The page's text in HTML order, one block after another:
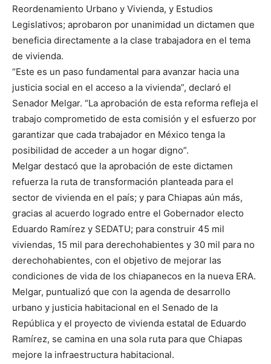
Reordenamiento Urbano y Vivienda, y Estudios
Legislativos; aprobaron por unanimidad un dictamen que
beneficia directamente a la clase trabajadora en el tema
de vivienda.
“Este es un paso fundamental para avanzar hacia una
justicia social en el acceso a la vivienda”, declaró el
Senador Melgar. “La aprobación de esta reforma refleja el
trabajo comprometido de esta comisión y el esfuerzo por
garantizar que cada trabajador en México tenga la
posibilidad de acceder a un hogar digno”.
Melgar destacó que la aprobación de este dictamen
refuerza la ruta de transformación planteada para el
sector de vivienda en el país; y para Chiapas aún más,
gracias al acuerdo logrado entre el Gobernador electo
Eduardo Ramírez y SEDATU; para construir 45 mil
viviendas, 15 mil para derechohabientes y 30 mil para no
derechohabientes, con el objetivo de mejorar las
condiciones de vida de los chiapanecos en la nueva ERA.
Melgar, puntualizó que con la agenda de desarrollo
urbano y justicia habitacional en el Senado de la
República y el proyecto de vivienda estatal de Eduardo
Ramírez, se camina en una sola ruta para que Chiapas
mejore la infraestructura habitacional.